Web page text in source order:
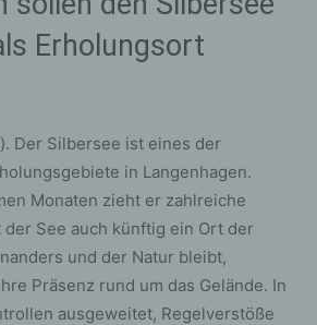
Erholungsort
Der Silbersee ist eines der
in Langenhagen.
Monaten zieht er zahlreiche
der See auch künftig ein Ort der
und der Natur bleibt,
Präsenz rund um das Gelände. In
ausgeweitet, Regelverstöße